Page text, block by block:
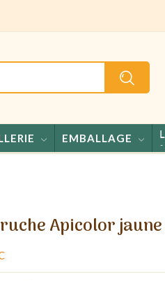
EMBALLAGE
Miels - Confiseries -
Apicolor